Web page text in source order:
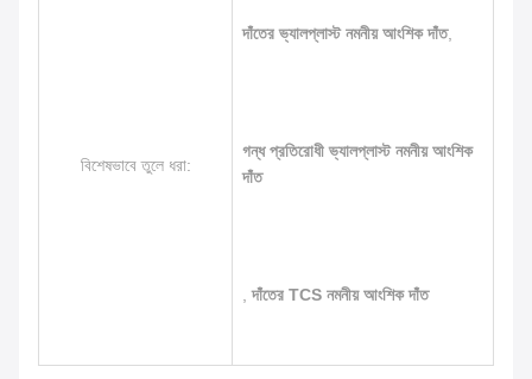
বিশেষভাবে তুলে ধরা:
দাঁতের ভ্যালপ্লাস্ট নমনীয় আংশিক দাঁত,
গন্ধ প্রতিরোধী ভ্যালপ্লাস্ট নমনীয় আংশিক
দাঁত
,দাঁতের TCS নমনীয় আংশিক দাঁত